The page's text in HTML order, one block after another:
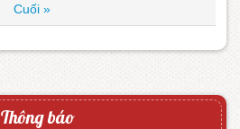
Cuối »
Thông báo